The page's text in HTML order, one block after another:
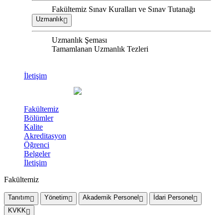
Fakültemiz Sınav Kuralları ve Sınav Tutanağı
Uzmanlık
Uzmanlık Şeması
Tamamlanan Uzmanlık Tezleri
İletişim
Fakültemiz
Bölümler
Kalite
Akreditasyon
Öğrenci
Belgeler
İletişim
Fakültemiz
Tanıtım Yönetim Akademik Personel
İdari Personel
KVKK